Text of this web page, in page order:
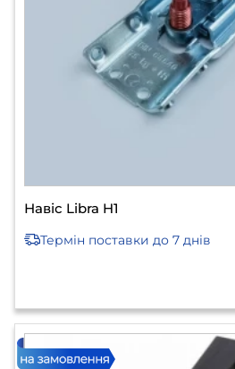
Навіс Libra H1
Термін поставки до 7 днів